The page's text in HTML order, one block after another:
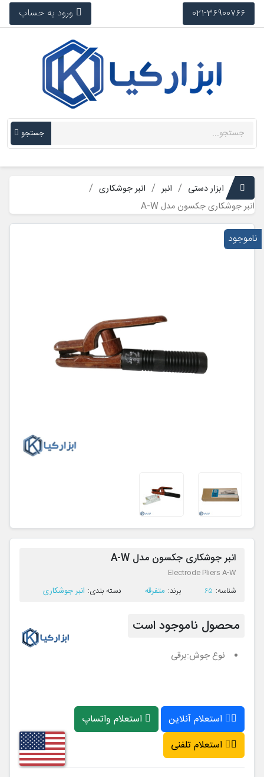
021-36900766 ورود به حساب
جستجو
ابزار دستی انبر
انبر جوشکاری
انبر جوشکاری جکسون مدل A-W
ناموجود
انبر جوشکاری جکسون مدل A-W
Electrode Pliers A-W
ﺷﻨﺎﺳﻪ: 65 ﺑﺮﻧﺪ: متفرقه ﺩﺳﺘﻪ ﺑﻨﺪی: انبر جوشکاری
محصول ناموجود است
نوع جوش:برقی
استعلام آنلاین
استعلام واتساپ
استعلام تلفنی